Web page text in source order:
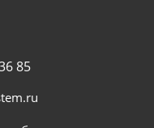
85